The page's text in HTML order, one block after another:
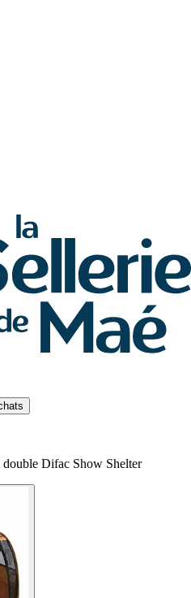
double Difac Show Shelter